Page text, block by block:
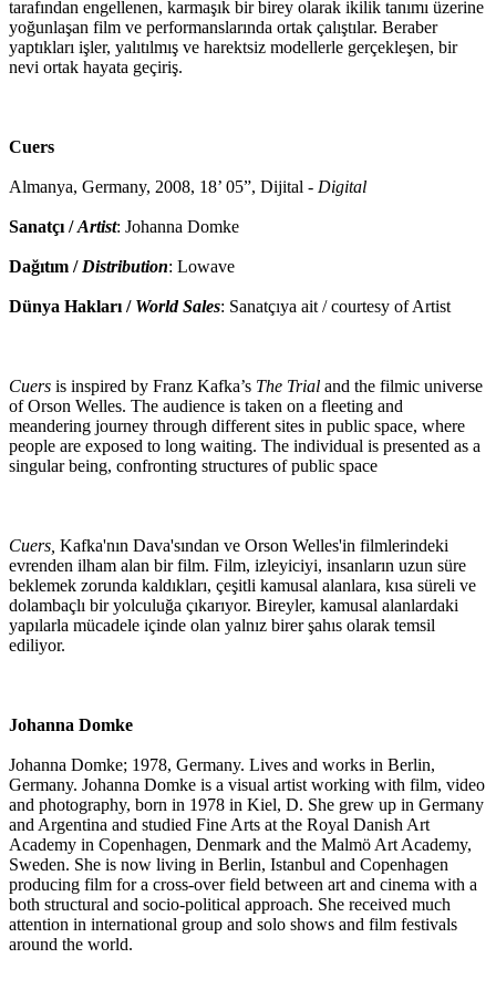
tarafından engellenen, karmaşık bir birey olarak ikilik tanımı üzerine
yoğunlaşan film ve performanslarında ortak çalıştılar. Beraber
yaptıkları işler, yalıtılmış ve harektsiz modellerle gerçekleşen, bir
nevi ortak hayata geçiriş.
Cuers
Almanya, Germany, 2008, 18’ 05”, Dijital - Digital
Sanatçı /Artist: Johanna Domke
Dağıtım / Distribution: Lowave
Dünya Hakları / World Sales: Sanatçıya ait / courtesy of Artist
Cuers is inspired by Franz Kafka’s The Trial and the filmic universe
of Orson Welles. The audience is taken on a fleeting and
meandering journey through different sites in public space, where
people are exposed to long waiting. The individual is presented as a
singular being, confronting structures of public space
Cuers, Kafka'nın Dava'sından ve Orson Welles'in filmlerindeki
evrenden ilham alan bir film. Film, izleyiciyi, insanların uzun süre
beklemek zorunda kaldıkları, çeşitli kamusal alanlara, kısa süreli ve
dolambaçlı bir yolculuğa çıkarıyor. Bireyler, kamusal alanlardaki
yapılarla mücadele içinde olan yalnız birer şahıs olarak temsil
ediliyor.
Johanna Domke
Johanna Domke; 1978, Germany. Lives and works in Berlin,
Germany. Johanna Domke is a visual artist working with film, video
and photography, born in 1978 in Kiel, D. She grew up in Germany
and Argentina and studied Fine Arts at the Royal Danish Art
Academy in Copenhagen, Denmark and the Malmö Art Academy,
Sweden. She is now living in Berlin, Istanbul and Copenhagen
producing film for a cross-over field between art and cinema with a
both structural and socio-political approach. She received much
attention in international group and solo shows and film festivals
around the world.